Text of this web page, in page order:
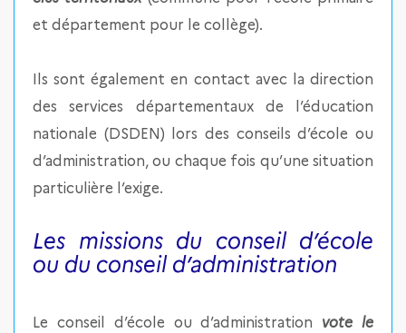
et département pour le collège).
Ils sont également en contact avec la direction
des services départementaux de l’éducation
nationale (DSDEN) lors des conseils d’école ou
d’administration, ou chaque fois qu’une situation
particulière l’exige.
Les missions du conseil d’école
ou du conseil d’administration
Le conseil d’école ou d’administration vote le